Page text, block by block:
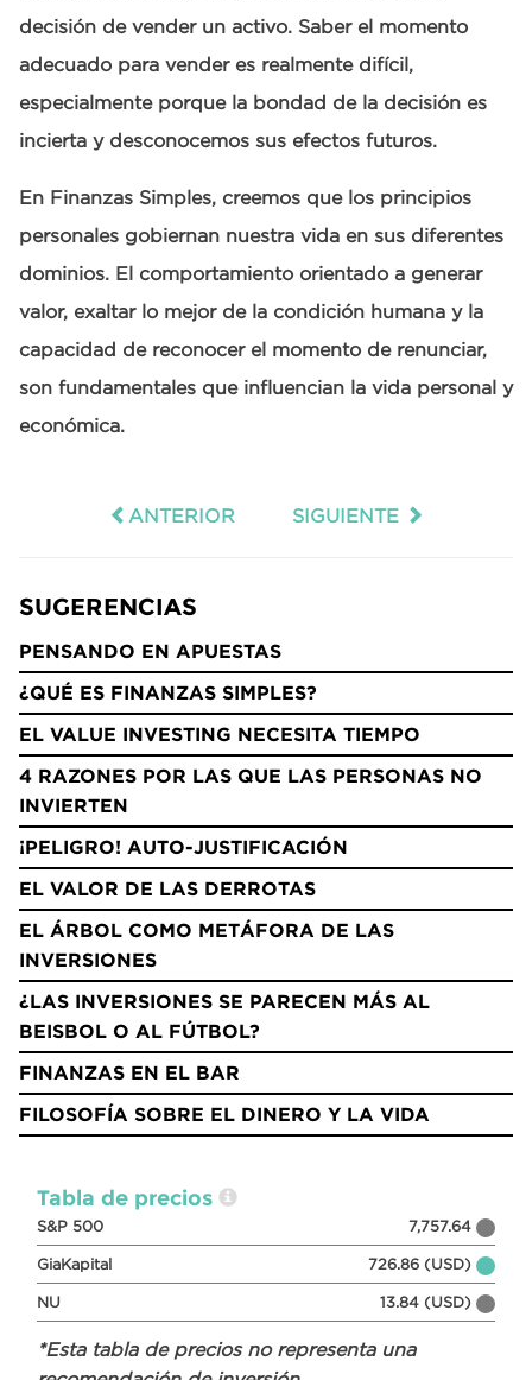
decisión de vender un activo. Saber el momento
adecuado para vender es realmente difícil,
especialmente porque la bondad de la decisión es
incierta y desconocemos sus efectos futuros.
En Finanzas Simples, creemos que los principios
personales gobiernan nuestra vida en sus diferentes
dominios. El comportamiento orientado a generar
valor, exaltar lo mejor de la condición humana y la
capacidad de reconocer el momento de renunciar,
son fundamentales que influencian la vida personal y
económica.
ANTERIOR SIGUIENTE
SUGERENCIAS
PENSANDO EN APUESTAS
¿QUÉ ES FINANZAS SIMPLES?
EL VALUE INVESTING NECESITA TIEMPO
4 RAZONES POR LAS QUE LAS PERSONAS NO
INVIERTEN
¡PELIGRO! AUTO-JUSTIFICACIÓN
EL VALOR DE LAS DERROTAS
EL ÁRBOL COMO METÁFORA DE LAS
INVERSIONES
¿LAS INVERSIONES SE PARECEN MÁS AL
BEISBOL O AL FÚTBOL?
FINANZAS EN EL BAR
FILOSOFÍA SOBRE EL DINERO Y LA VIDA
Tabla de precios
S&P 500 7,757.64
GiaKapital 726.86 (USD)
NU 13.84 (USD)
*Esta tabla de precios no representa una